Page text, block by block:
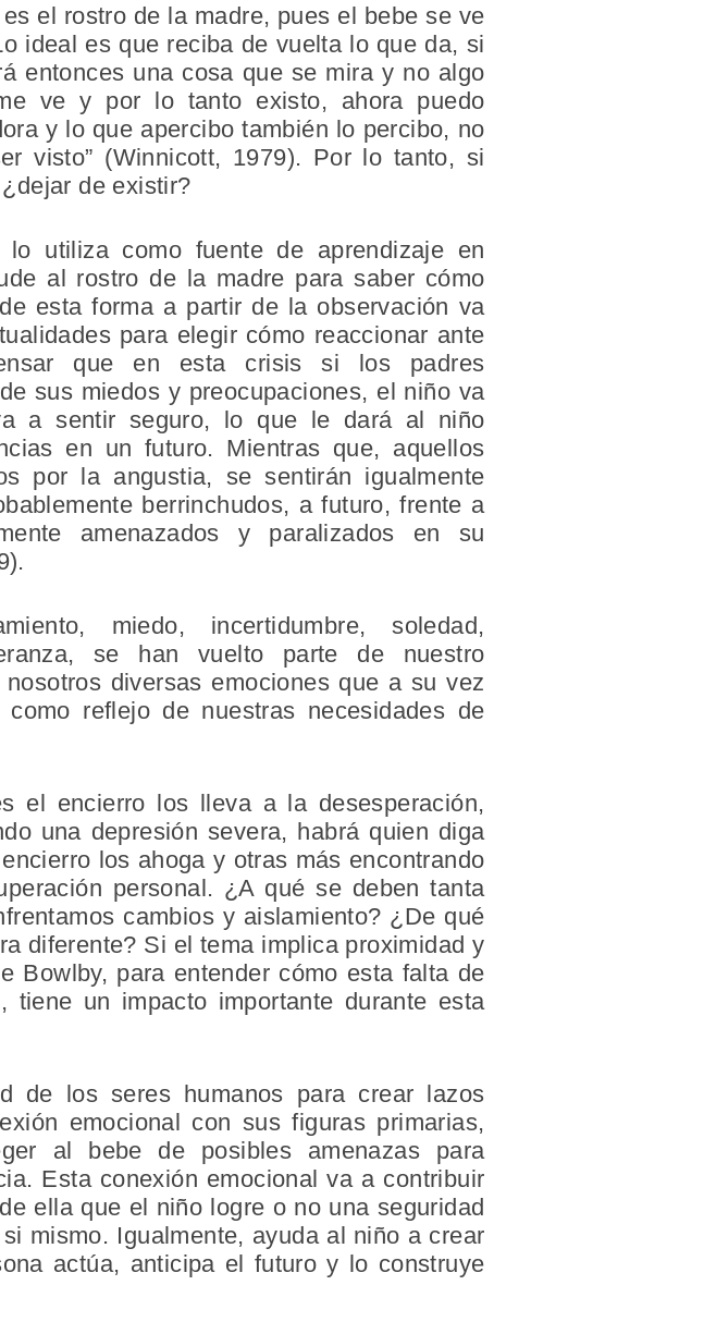
el rostro de la madre, pues el bebe se ve
ideal es que reciba de vuelta lo que da, si
entonces una cosa que se mira y no algo
ve y por lo tanto existo, ahora puedo
y lo que apercibo también lo percibo, no
visto” (Winnicott, 1979). Por lo tanto, si
de existir?
utiliza como fuente de aprendizaje en
al rostro de la madre para saber cómo
esta forma a partir de la observación va
para elegir cómo reaccionar ante
que en esta crisis si los padres
sus miedos y preocupaciones, el niño va
a sentir seguro, lo que le dará al niño
en un futuro. Mientras que, aquellos
por la angustia, se sentirán igualmente
berrinchudos, a futuro, frente a
amenazados y paralizados en su
miedo, incertidumbre, soledad,
se han vuelto parte de nuestro
diversas emociones que a su vez
reflejo de nuestras necesidades de
el encierro los lleva a la desesperación,
una depresión severa, habrá quien diga
los ahoga y otras más encontrando
personal. ¿A qué se deben tanta
cambios y aislamiento? ¿De qué
diferente? Si el tema implica proximidad y
Bowlby, para entender cómo esta falta de
tiene un impacto importante durante esta
de los seres humanos para crear lazos
emocional con sus figuras primarias,
al bebe de posibles amenazas para
Esta conexión emocional va a contribuir
ella que el niño logre o no una seguridad
mismo. Igualmente, ayuda al niño a crear
actúa, anticipa el futuro y lo construye